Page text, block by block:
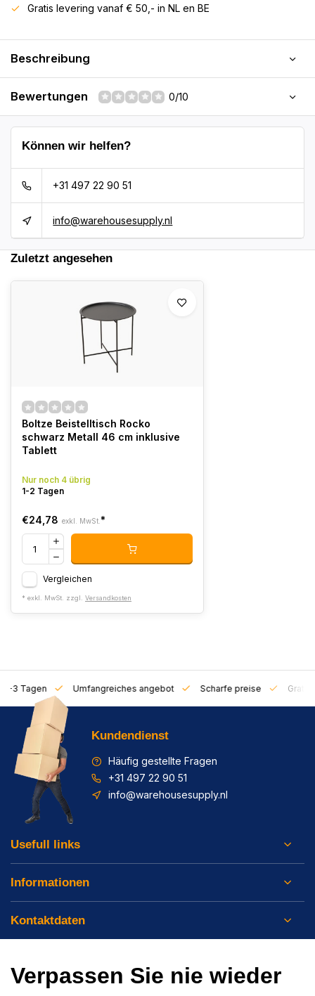
Gratis levering vanaf € 50,- in NL en BE
Beschreibung
Bewertungen 0/10
Können wir helfen?
+31 497 22 90 51
info@warehousesupply.nl
Zuletzt angesehen
Boltze Beistelltisch Rocko
schwarz Metall 46 cm inklusive
Tablett
Nur noch 4 übrig
1-2 Tagen
€24,78 exkl. MwSt. *
Vergleichen
* exkl. MwSt. zzgl. Versandkosten
1-3 Tagen Umfangreiches angebot Scharfe preise Gratis
Kundendienst
Häufig gestellte Fragen
+31 497 22 90 51
info@warehousesupply.nl
Usefull links
Informationen
Kontaktdaten
Verpassen Sie nie wieder